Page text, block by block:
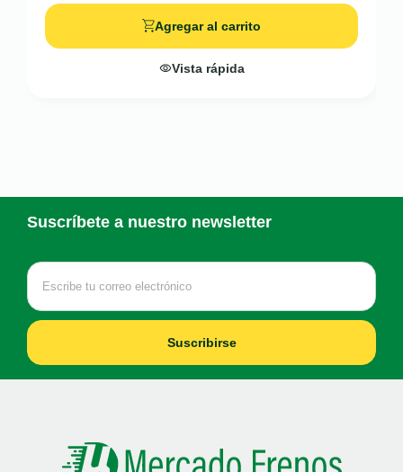
Agregar al carrito
Vista rápida
Suscríbete a nuestro newsletter
Suscribirse